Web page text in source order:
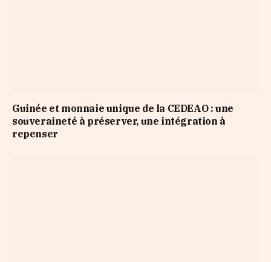
Guinée et monnaie unique de la CEDEAO : une
souveraineté à préserver, une intégration à
repenser